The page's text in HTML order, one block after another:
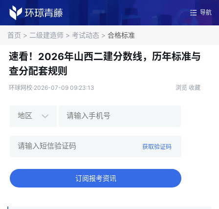
导航
首页 > 二级建造师 > 考试动态 > 合格标准
速看！2026年山西二建分数线，历年标准与
查分配套规则
环球网校·2026-07-09 09:23:13 浏览 收藏
获取验证码
订阅报考资讯